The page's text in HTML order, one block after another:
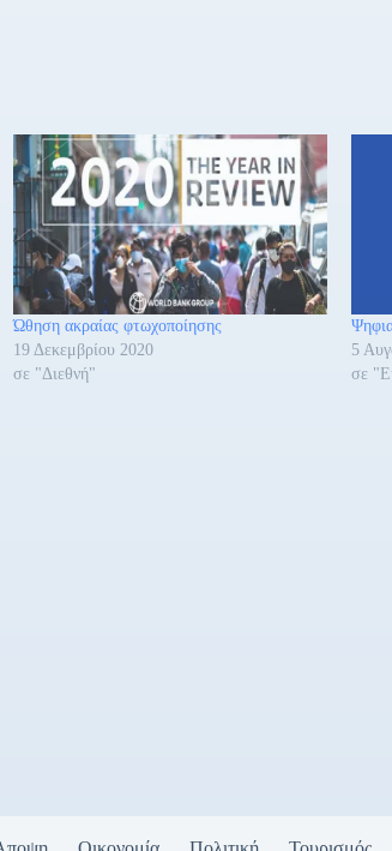
Ώθηση ακραίας φτωχοποίησης
19 Δεκεμβρίου 2020
σε "Διεθνή"
5
σε